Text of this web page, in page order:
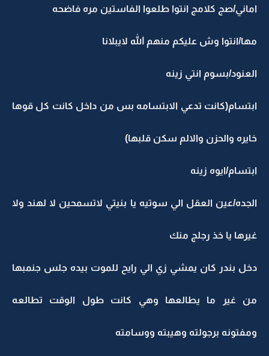
اماني/صج كلامج انتوا طلعوا الفاستين مره فاضحه
مها/انتوا وش عليكم منهم الله لايبلانا
العنود/بسوم انتي زينه
ابتسام(كانت تدعي الابتسامه بس من داخل كانت كل قوها
خايره والحزن والالم سكن قلبها)
ابتسام/ايوه زينه
الجده/عين العقل الي سوتيه يا بنيتي لاتسمحين لا لهند ولا
غيرها يا خذ رجلج منك
دخل بندر كان يمشي زي الي رايح للموت بيده جلس جنمبها
من غير ما يطالعها وهي كانت طول الوقت تطالعه
ومفتونه برجولته وهيبته ووسامته